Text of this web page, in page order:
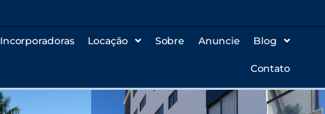
Incorporadoras Locação Sobre Anuncie Blog
Contato